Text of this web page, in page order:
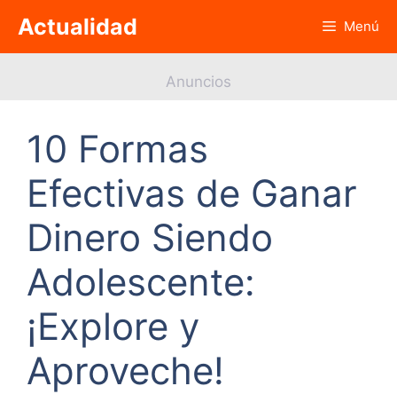
contenido
Actualidad Menú
Anuncios
10 Formas
Efectivas de Ganar
Dinero Siendo
Adolescente:
¡Explore y
Aproveche!